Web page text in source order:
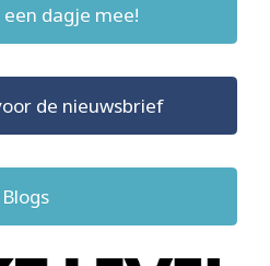
een dagje mee!
de nieuwsbrief
Blogs